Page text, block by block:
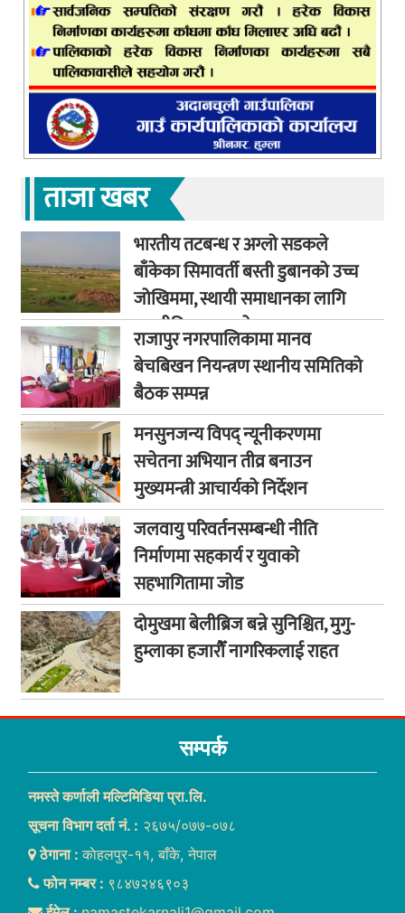
ताजा खबर
भारतीय तटबन्ध र अग्लो सडकले
बाँकेका सिमावर्ती बस्ती डुबानको उच्च
जोखिममा, स्थायी समाधानका लागि
कूटनीतिक पहलको माग
राजापुर नगरपालिकामा मानव
बेचबिखन नियन्त्रण स्थानीय समितिको
बैठक सम्पन्न
मनसुनजन्य विपद् न्यूनीकरणमा
सचेतना अभियान तीव्र बनाउन
मुख्यमन्त्री आचार्यको निर्देशन
जलवायु परिवर्तनसम्बन्धी नीति
निर्माणमा सहकार्य र युवाको
सहभागितामा जोड
दोमुखमा बेलीब्रिज बन्ने सुनिश्चित, मुगु-
हुम्लाका हजारौँ नागरिकलाई राहत
सम्पर्क
नमस्ते कर्णाली मल्टिमिडिया प्रा.लि.
सूचना विभाग दर्ता नं. : २६७५/०७७-०७८
ठेगाना :काेहलपुर-११, बाँके, नेपाल
फोन नम्बर : ९८४७२४६९०३